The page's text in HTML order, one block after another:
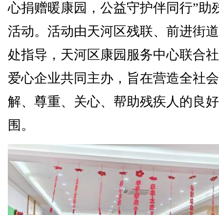
心捐赠暖康园，公益守护伴同行”助
活动。活动由天河区残联、前进街
处指导，天河区康园服务中心联合
爱心企业共同主办，旨在营造全社
解、尊重、关心、帮助残疾人的良
围。